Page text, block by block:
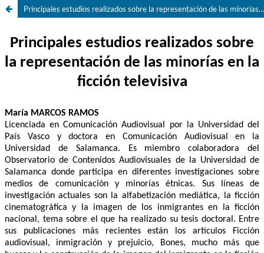
Principales estudios realizados sobre la representación de las minorías en la ficción televisiva